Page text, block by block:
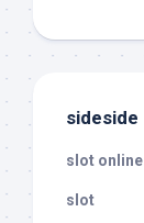
sideside
slot online
slot